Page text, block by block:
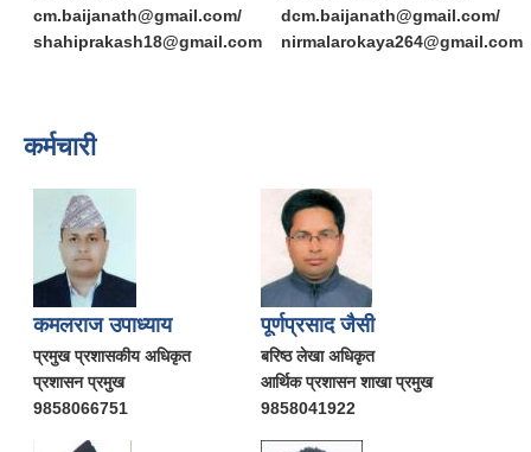
cm.baijanath@gmail.com/
shahiprakash18@gmail.com
dcm.baijanath@gmail.com/
nirmalarokaya264@gmail.com
कर्मचारी
कमलराज उपाध्याय
प्रमुख प्रशासकीय अधिकृत
प्रशासन प्रमुख
9858066751
पूर्णप्रसाद जैसी
बरिष्ठ लेखा अधिकृत
आर्थिक प्रशासन शाखा प्रमुख
9858041922